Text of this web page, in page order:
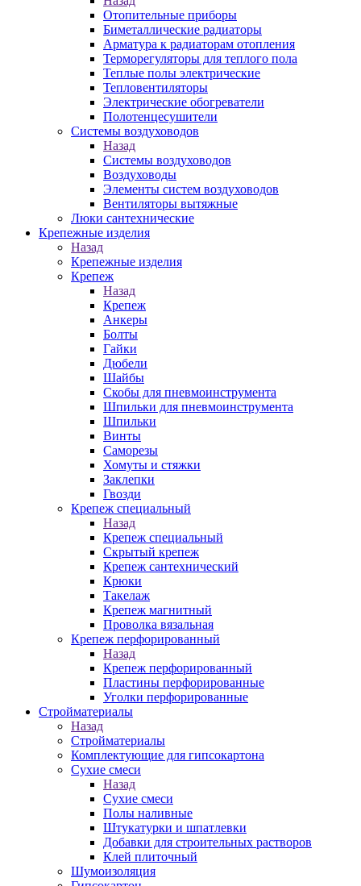
Отопительные приборы
Биметаллические радиаторы
Арматура к радиаторам отопления
Терморегуляторы для теплого пола
Теплые полы электрические
Тепловентиляторы
Электрические обогреватели
Полотенцесушители
Системы воздуховодов
Назад
Системы воздуховодов
Воздуховоды
Элементы систем воздуховодов
Вентиляторы вытяжные
Люки сантехнические
Крепежные изделия
Назад
Крепежные изделия
Крепеж
Назад
Крепеж
Анкеры
Болты
Гайки
Дюбели
Шайбы
Скобы для пневмоинструмента
Шпильки для пневмоинструмента
Шпильки
Винты
Саморезы
Хомуты и стяжки
Заклепки
Гвозди
Крепеж специальный
Назад
Крепеж специальный
Скрытый крепеж
Крепеж сантехнический
Крюки
Такелаж
Крепеж магнитный
Проволка вязальная
Крепеж перфорированный
Назад
Крепеж перфорированный
Пластины перфорированные
Уголки перфорированные
Стройматериалы
Назад
Стройматериалы
Комплектующие для гипсокартона
Сухие смеси
Назад
Сухие смеси
Полы наливные
Штукатурки и шпатлевки
Добавки для строительных растворов
Клей плиточный
Шумоизоляция